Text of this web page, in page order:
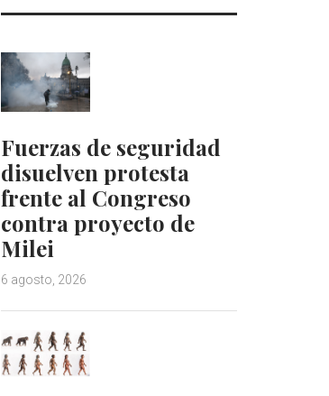
Fuerzas de seguridad
disuelven protesta
frente al Congreso
contra proyecto de
Milei
6 agosto, 2026